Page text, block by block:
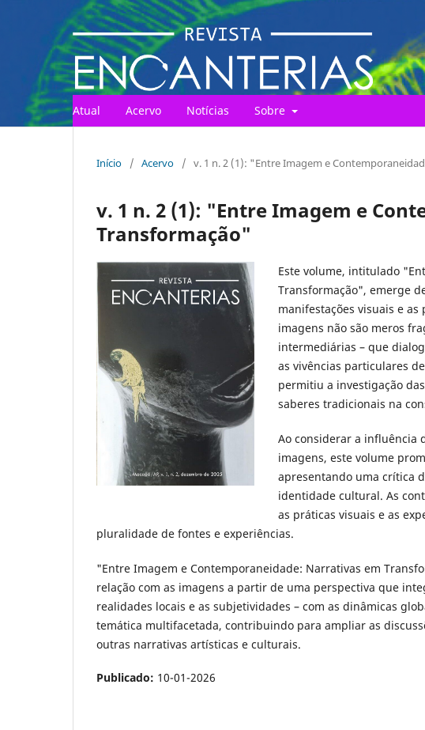
Atual Acervo Notícias Sobre
Início / Acervo / v. 1 n. 2 (1): "Entre Imagem e
v. 1 n. 2 (1): "Entre Imagem e
Transformação"
Este volume, intitulado
Transformação", emerge
manifestações visuais e
imagens não são meros
intermediárias – que
as vivências particulares
permitiu a investigação
saberes tradicionais na
Ao considerar a influência
imagens, este volume
apresentando uma crítica
identidade cultural. As
as práticas visuais e as
pluralidade de fontes e experiências.
"Entre Imagem e Contemporaneidade: Narrativas em
relação com as imagens a partir de uma perspectiva que
realidades locais e as subjetividades – com as dinâmicas
temática multifacetada, contribuindo para ampliar as
outras narrativas artísticas e culturais.
Publicado: 10-01-2026